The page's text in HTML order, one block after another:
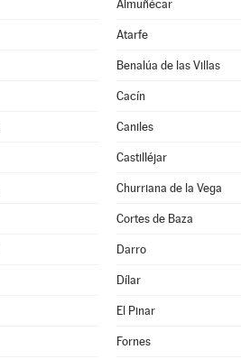
Almuñécar
Atarfe
Benalúa de las Villas
Cacín
Caniles
Castilléjar
Churriana de la Vega
Cortes de Baza
Darro
Dílar
El Pinar
Fornes